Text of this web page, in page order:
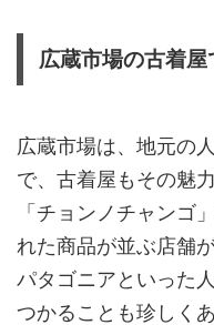
広蔵市場の古着
広蔵市場は、地元の
で、古着屋もその魅
「チョンノチャンゴ
れた商品が並ぶ店舗
パタゴニアといった
つかることも珍しく